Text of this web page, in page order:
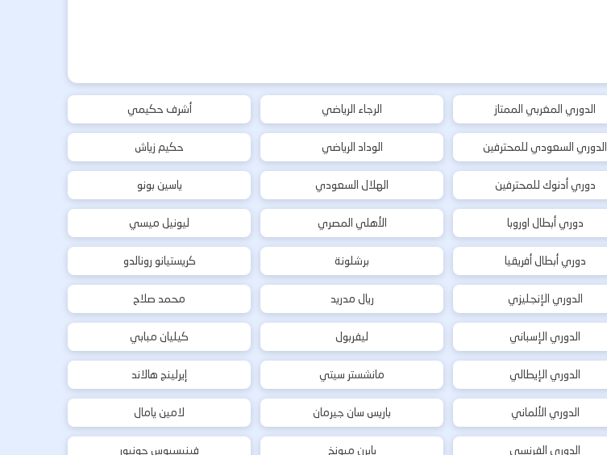
الدوري المغربي الممتاز
الدوري السعودي للمحترفين
دوري أدنوك للمحترفين
دوري أبطال اوروبا
دوري أبطال أفريقيا
الدوري الإنجليزي
الدوري الإسباني
الدوري الإيطالي
الدوري الألماني
الدوري الفرنسي
الرجاء الرياضي
الوداد الرياضي
الهلال السعودي
الأهلي المصري
برشلونة
ريال مدريد
ليفربول
مانشستر سيتي
باريس سان جيرمان
بايرن ميونخ
أشرف حكيمي
حكيم زياش
ياسين بونو
ليونيل ميسي
كريستيانو رونالدو
محمد صلاح
كيليان مبابي
إيرلينج هالاند
لامين يامال
فينيسيوس جونيور